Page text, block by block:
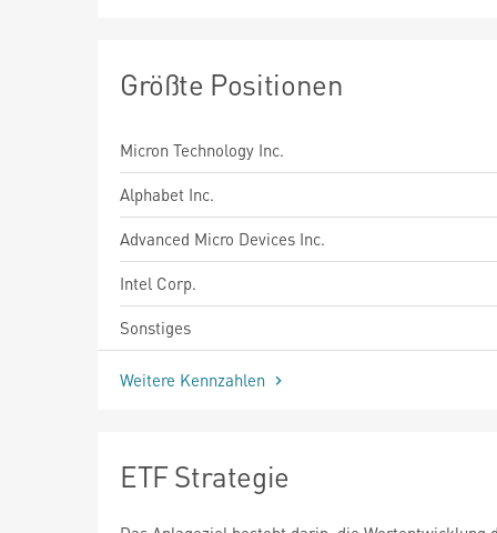
Größte Positionen
Micron Technology Inc.
Alphabet Inc.
Advanced Micro Devices Inc.
Intel Corp.
Sonstiges
Weitere Kennzahlen
ETF Strategie